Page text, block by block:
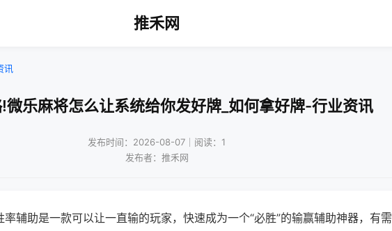
推禾网
讯
微乐麻将怎么让系统给你发好牌_如何拿好牌-行业资讯
发布时间：2026-08-07｜阅读：1
发布者：推禾网
辅助是一款可以让一直输的玩家，快速成为一个“必胜”的输赢辅助神器，有需